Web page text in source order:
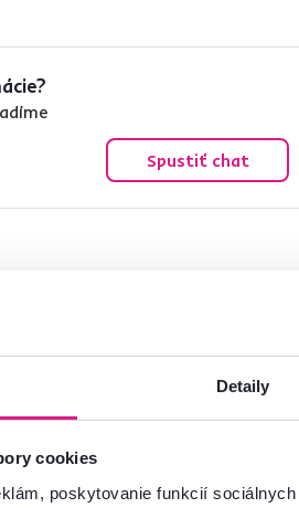
Detaily
cookies
poskytovanie funkcií
Spustiť chat
E
25.1.2024, Žilina,